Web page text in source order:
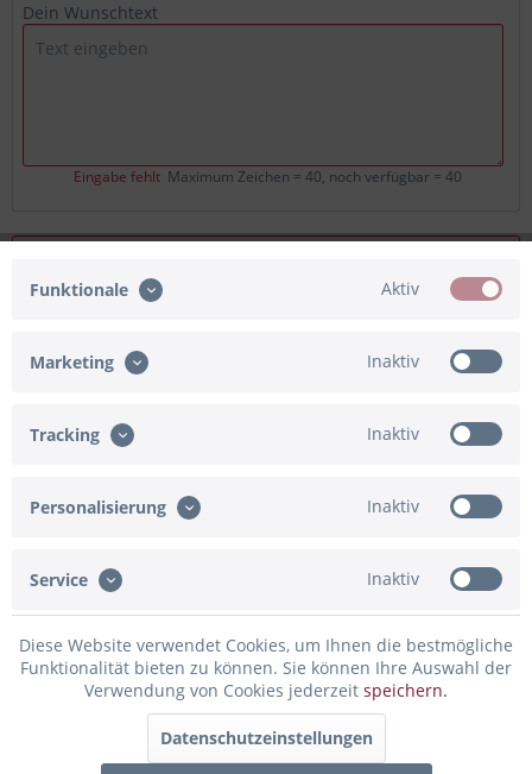
Dein Wunschtext
Eingabe fehlt Maximum Zeichen = 40, noch verfügbar = 40
Eingabe fehlt
Konfiguration ist unvollständig - bitte prüfen!
Beschreibung
Erstelle deinen persönlich beschrifteten Herz-Folienballon
Details zum Ballon:...mehr
Funktionale Aktiv
Marketing Inaktiv
Tracking Inaktiv
Personalisierung Inaktiv
Service Inaktiv
Diese Website verwendet Cookies, um Ihnen die bestmögliche
Funktionalität bieten zu können. Sie können Ihre Auswahl der
Verwendung von Cookies jederzeit speichern.
Datenschutzeinstellungen